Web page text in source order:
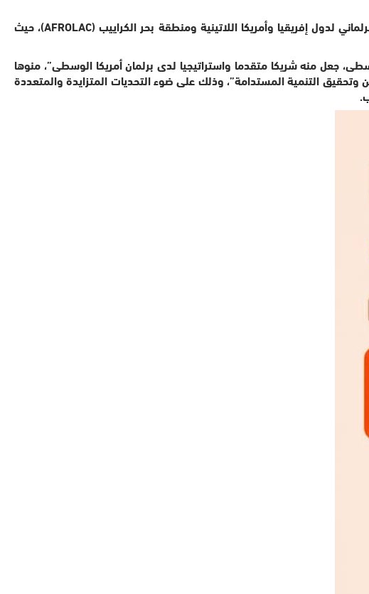
ويلفت الإعلان الانتباه إلى”الجهود التي بذلها الطرفان لتعزيز العلاقات الثنائية والمتعددة الأطراف توجت بتأسيس المنتدى البرلماني لدول إفريقيا وأمريكا اللاتينية ومنطقة بحر الكراييب (AFROLAC)، حيث
جعل منه شريكا متقدما واستراتيجيا لدى برلمان أمريكا الوسطى”، منوها
وتحقيق التنمية المستدامة”، وذلك على ضوء التحديات المتزايدة والمتعددة